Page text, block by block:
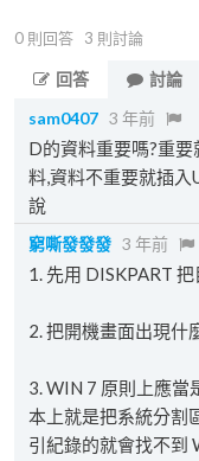
0 則回答 3 則討論
回答
討論
sam0407 3 年前
D的資料重要嗎?重
料,資料不重要就插
說
窮嘶發發發 3 年前
1. 先用 DISKPART
2. 把開機畫面出現什
3. WIN 7 原則上應當
本上就是把系統分割
引紀錄的就會找不到